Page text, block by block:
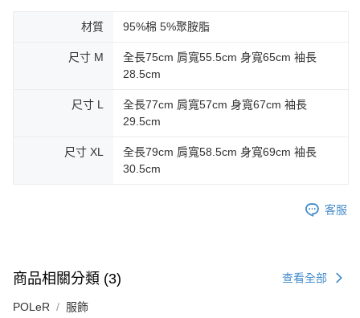
材質 95%棉 5%聚胺脂
尺寸 M
全長75cm 肩寬55.5cm 身寬65cm 袖長
28.5cm
尺寸 L
全長77cm 肩寬57cm 身寬67cm 袖長
29.5cm
尺寸 XL
全長79cm 肩寬58.5cm 身寬69cm 袖長
30.5cm
客服
商品相關分類 (3) 查看全部
POLeR 服飾